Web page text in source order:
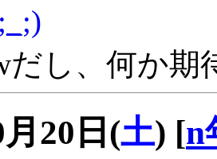
だし、何か
20日(土) [n